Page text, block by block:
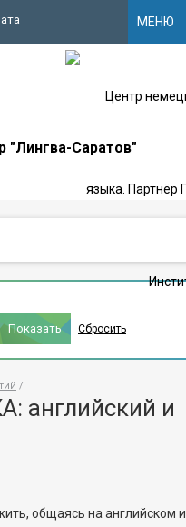
Сбросить
и
общаясь на английском
МЕНЮ
"Лингва-Саратов"